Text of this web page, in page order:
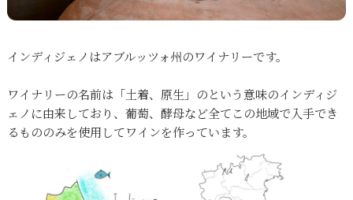
インディジェノはアブルッツォ州のワイナリーです。
ワイナリーの名前は「土着、原生」のという意味のインディジ
ェノに由来しており、葡萄、酵母など全てこの地域で入手でき
るもののみを使用してワインを作っています。